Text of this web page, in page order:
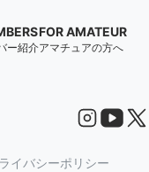
ー紹介
FOR AMATEUR
アマチュアの方へ
イバシーポリシー